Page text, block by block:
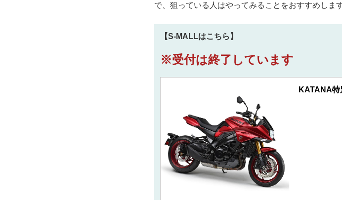
で、狙っている人はやってみることをおすすめします
【S-MALLはこちら】
※受付は終了しています
KATANA特